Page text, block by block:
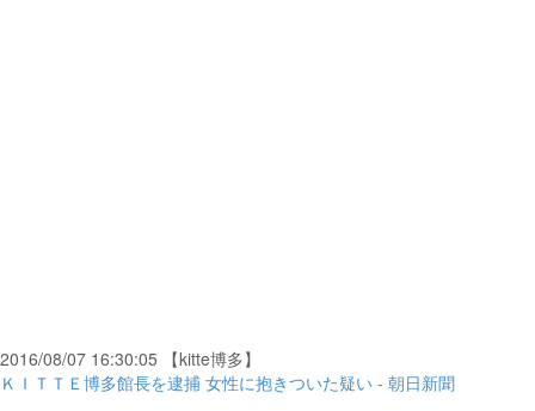
2016/08/07 16:30:05 【kitte博多】
ＫＩＴＴＥ博多館長を逮捕 女性に抱きついた疑い - 朝日新聞